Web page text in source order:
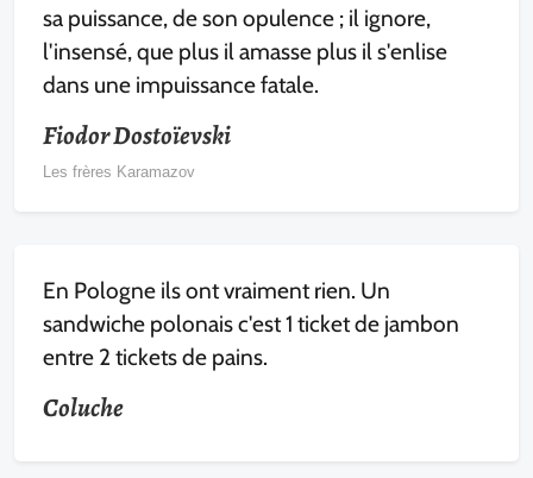
sa puissance, de son opulence ; il ignore,
l'insensé, que plus il amasse plus il s'enlise
dans une impuissance fatale.
Fiodor Dostoïevski
Les frères Karamazov
En Pologne ils ont vraiment rien. Un
sandwiche polonais c'est 1 ticket de jambon
entre 2 tickets de pains.
Coluche